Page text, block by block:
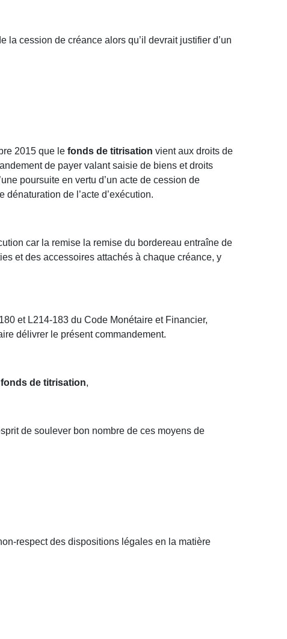
cession de créance alors qu’il devrait justifier d’un
2015 que lefonds de titrisation vient aux droits de
de payer valant saisie de biens et droits
poursuite en vertu d’un acte de cession de
de l’acte d’exécution.
car la remise la remise du bordereau entraîne de
et des accessoires attachés à chaque créance, y
et L214-183 du Code Monétaire et Financier,
délivrer le présent commandement.
fonds de titrisation,
de soulever bon nombre de ces moyens de
respect des dispositions légales en la matière